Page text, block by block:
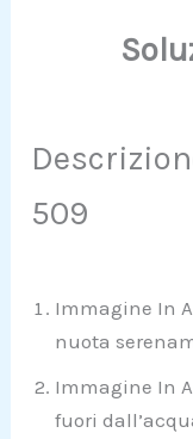
509
Immagine In
nuota
Immagine In
fuori